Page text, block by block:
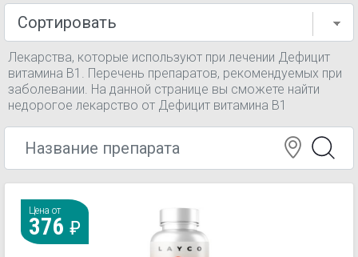
Лекарства, которые используют при лечении Дефицит
витамина В1. Перечень препаратов, рекомендуемых при
заболевании. На данной странице вы сможете найти
недорогое лекарство от Дефицит витамина В1
Цена от
376